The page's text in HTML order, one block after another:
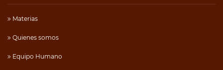
Materias
Quienes somos
Equipo Humano